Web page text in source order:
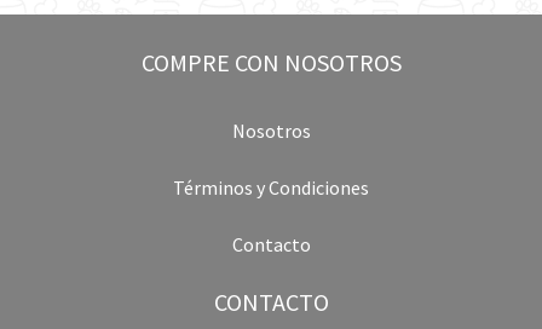
COMPRE CON NOSOTROS
Nosotros
Términos y Condiciones
Contacto
CONTACTO